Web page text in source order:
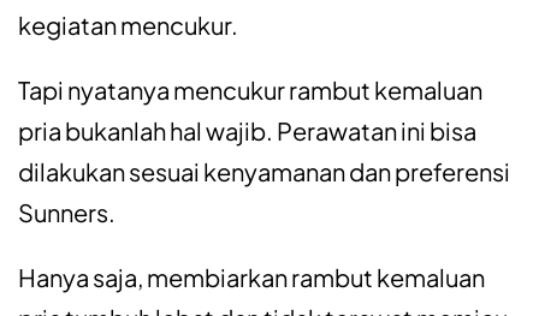
kegiatan mencukur.
Tapi nyatanya mencukur rambut kemaluan
pria bukanlah hal wajib. Perawatan ini bisa
dilakukan sesuai kenyamanan dan preferensi
Sunners.
Hanya saja, membiarkan rambut kemaluan